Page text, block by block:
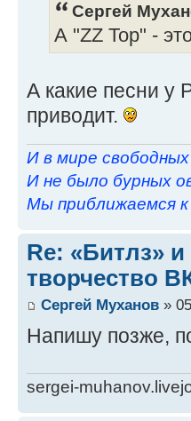
Сергей
А "ZZ Top" -
А какие песни у
приводит.
И в мире
И не было бурных
Мы приближаемся к
Re: «Битлз»
творчество
Сергей Муханов »
Напишу позже,
sergei-